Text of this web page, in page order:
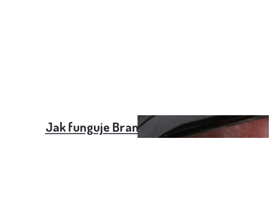
Jak funguje Branemarkův můstek